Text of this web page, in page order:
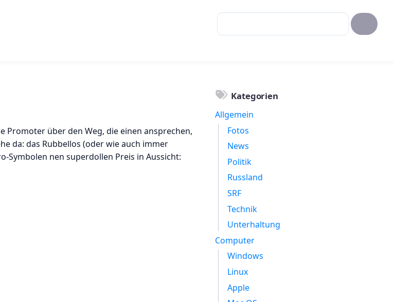
Promoter über den Weg, die einen ansprechen,
da: das Rubbellos (oder wie auch immer
Symbolen nen superdollen Preis in Aussicht:
Kategorien
Allgemein
Fotos
News
Politik
Russland
SRF
Technik
Unterhaltung
Computer
Windows
Linux
Apple